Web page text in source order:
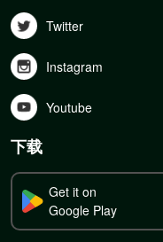
Twitter
Instagram
Youtube
下载
Get it on
Google Play